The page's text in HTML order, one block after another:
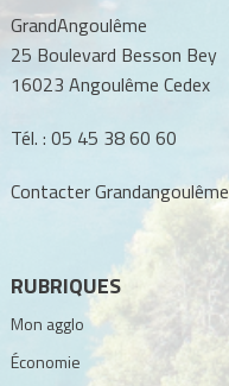
GrandAngoulême
25 Boulevard Besson Bey
16023 Angoulême Cedex
Tél. : 05 45 38 60 60
Contacter Grandangoulême
RUBRIQUES
Mon agglo
Économie